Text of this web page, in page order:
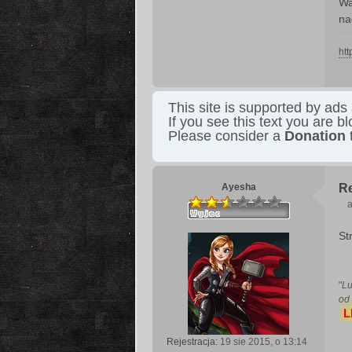
This site is supported by ads
If you see this text you are
Please consider a Donation
Ayesha
Rejestracja: 19 sie 2015, o 13:14
s
"
od